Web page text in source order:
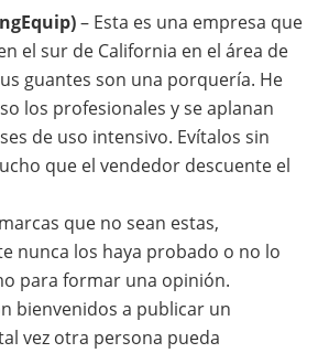
– Esta es una empresa que
el sur de California en el área de
guantes son una porquería. He
los profesionales y se aplanan
de uso intensivo. Evítalos sin
que el vendedor descuente el
que no sean estas,
nunca los haya probado o no lo
para formar una opinión.
bienvenidos a publicar un
vez otra persona pueda